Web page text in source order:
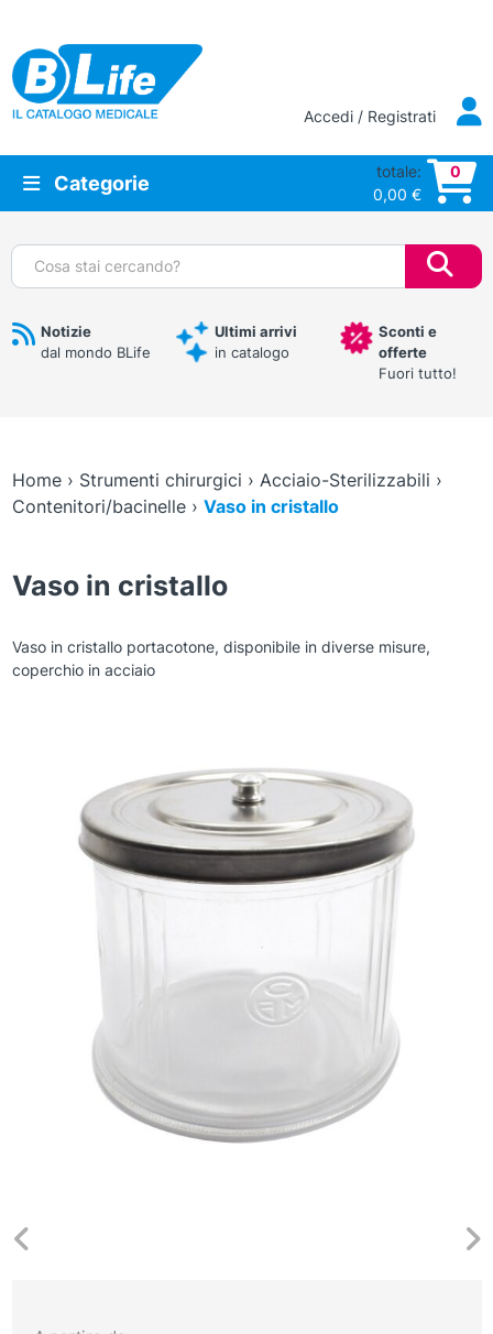
Vai al contenuto principale
Accedi / Registrati
Categorie
totale:
0,00 €
0
Cerca:
Notizie
dal mondo BLife
Ultimi arrivi
in catalogo
Sconti e
offerte
Fuori tutto!
Home› Strumenti chirurgici › Acciaio-Sterilizzabili ›
Contenitori/bacinelle› Vaso in cristallo
Vaso in cristallo
Vaso in cristallo portacotone, disponibile in diverse misure,
coperchio in acciaio